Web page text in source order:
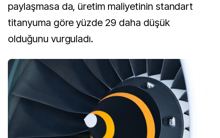
paylaşmasa da, üretim maliyetinin standart
titanyuma göre yüzde 29 daha düşük
olduğunu vurguladı.